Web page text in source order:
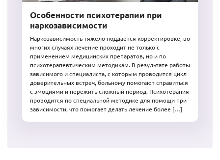
Особенности психотерапии при
наркозависимости
Наркозависимость тяжело поддаётся корректировке, во
многих случаях лечение проходит не только с
применением медицинских препаратов, но и по
психотерапевтическим методикам. В результате работы
зависимого и специалиста, с которым проводится цикл
доверительных встреч, больному помогают справиться
с эмоциями и пережить сложный период. Психотерапия
проводится по специальной методике для помощи при
зависимости, что помогает делать лечение более […]